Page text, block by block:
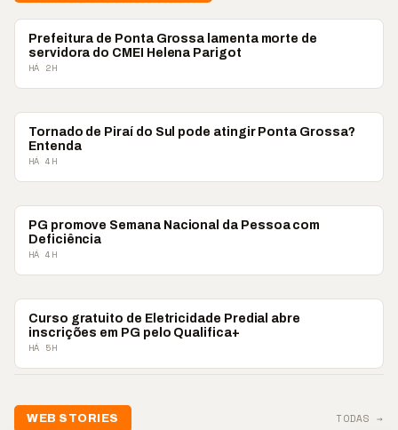
PONTA GROSSA
Prefeitura de Ponta Grossa lamenta morte de
servidora do CMEI Helena Parigot
HÁ 2H
PONTA GROSSA
Tornado de Piraí do Sul pode atingir Ponta Grossa?
Entenda
HÁ 4H
PONTA GROSSA
PG promove Semana Nacional da Pessoa com
Deficiência
HÁ 4H
PONTA GROSSA
Curso gratuito de Eletricidade Predial abre
inscrições em PG pelo Qualifica+
HÁ 5H
WEB STORIES TODAS →
📢💜
reforça